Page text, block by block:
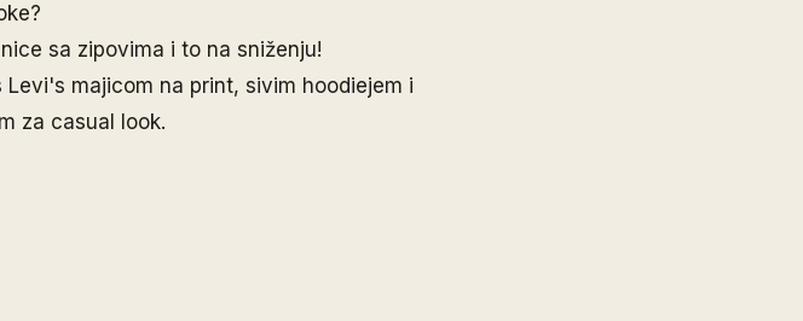
sa zipovima i to na sniženju!
Levi's majicom na print, sivim hoodiejem i
za casual look.